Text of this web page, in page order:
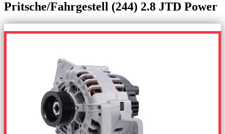
Pritsche/Fahrgestell (244) 2.8 JTD Power